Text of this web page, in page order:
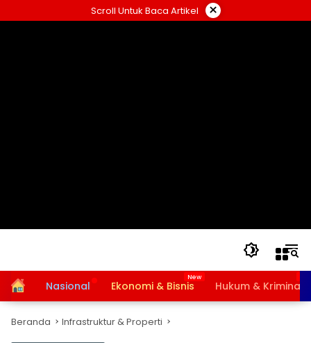
ke
Scroll Untuk Baca Artikel ×
HomeNasional Ekonomi & Bisnis Hukum & Kriminal
Beranda Infrastruktur & Properti